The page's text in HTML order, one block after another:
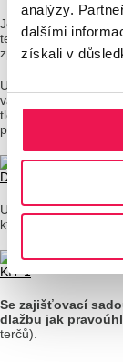
analýzy.
dalšími
získali v
Jedná se o
teleskopických terčů
způsobu uchycení
U
varianta mezerníku
tloušťce 4,5 mm a
právě k přichycení
U podstavců PB a
který se vsazuje do
Se zajišťovací
dlažbu jak
terčů).